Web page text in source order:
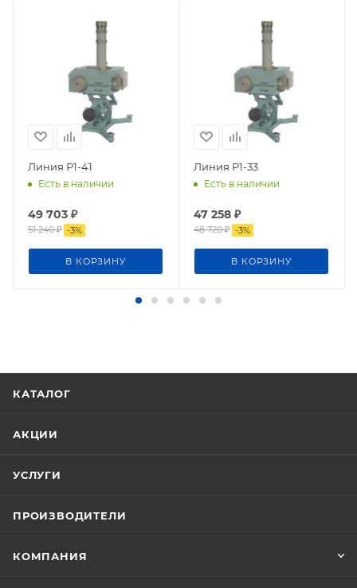
Линия Р1-41
Есть в наличии
49 703 ₽
51 240₽ -3%
В КОРЗИНУ
Линия Р1-33
Есть в наличии
47 258 ₽
48 720₽ -3%
В КОРЗИНУ
КАТАЛОГ
АКЦИИ
УСЛУГИ
ПРОИЗВОДИТЕЛИ
КОМПАНИЯ